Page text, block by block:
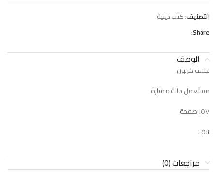
التصنيف:كتب دينية
Share:
الوصف
غلاف كرتون
مستعمل حالة ممتازة
١٥٧ صفحة
#٢٥
مراجعات (0)